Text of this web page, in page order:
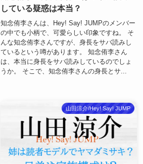
している疑惑は本当？
知念侑李さんは、Hey! Say! JUMPのメンバー
の中でも小柄で、可愛らしい印象ですね。 そ
んな知念侑李さんですが、身長をサバ読みし
ているという噂があります。 知念侑李さん
は、本当に身長をサバ読みしているのでしょ
うか。 そこで、知念侑李さんの身長とサ...
山田涼介/Hey! Say! JUMP